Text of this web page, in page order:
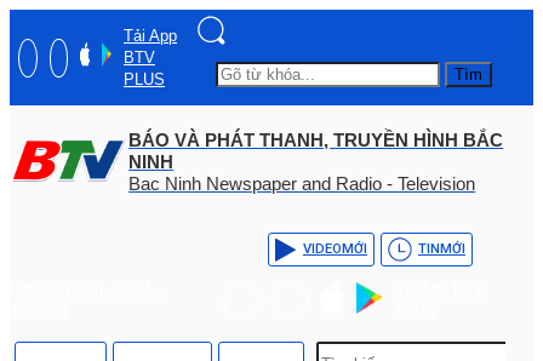
Tải App
BTV
PLUS
Tìm
BÁO VÀ PHÁT THANH, TRUYỀN HÌNH BẮC
NINH
Bac Ninh Newspaper and Radio - Television
VIDEOMỚI TINMỚI